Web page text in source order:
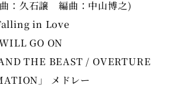
：久石譲 編曲：中山博之)
in Love
GO ON
THE BEAST / OVERTURE
」 メドレー